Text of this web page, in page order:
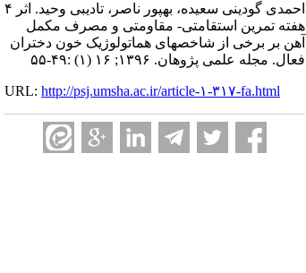
احمدی گودینی سعیده، بهپور ناصر، تادیبی وحید. اثر ۴
هفته تمرین استقامتی- مقاومتی و مصرف مکمل
آهن بر برخی از شاخصهای هماتولوژیک خون دختران
فعال. مجله علمی پژوهان. ۱۳۹۶; ۱۶ (۱) :۴۹-۵۵
URL: http://psj.umsha.ac.ir/article-۱-۳۱۷-fa.html